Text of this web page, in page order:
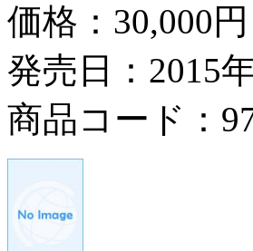
価格： 30,000円
発売日：2015
商品コード：